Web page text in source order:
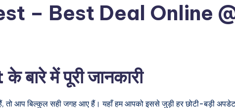
– Best Deal Online
में पूरी जानकारी
तो आप बिल्कुल सही जगह आए हैं। यहाँ हम आपको इससे जुड़ी हर छोटी-बड़ी